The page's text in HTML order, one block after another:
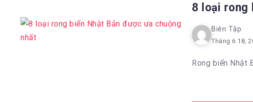
8 loại rong
Biên Tập
Tháng 6 18,
Rong biển Nhật